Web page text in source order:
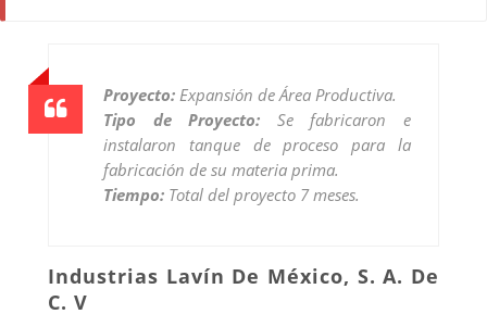
Proyecto: Expansión de Área Productiva.
Tipo de Proyecto: Se fabricaron e
instalaron tanque de proceso para la
fabricación de su materia prima.
Tiempo: Total del proyecto 7 meses.
Industrias Lavín De México, S. A. De
C. V